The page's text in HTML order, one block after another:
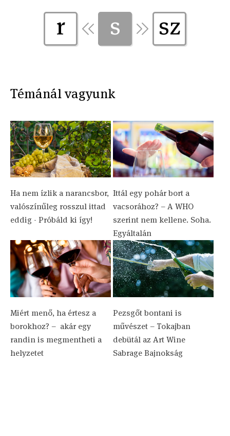
r s sz
Témánál vagyunk
Ha nem ízlik a narancsbor,
valószínűleg rosszul ittad
eddig - Próbáld ki így!
Ittál egy pohár bort a
vacsorához? – A WHO
szerint nem kellene. Soha.
Egyáltalán
Miért menő, ha értesz a
borokhoz? – ​ akár egy
randin is megmentheti a
helyzetet
Pezsgőt bontani is
művészet – Tokajban
debütál az Art Wine
Sabrage Bajnokság